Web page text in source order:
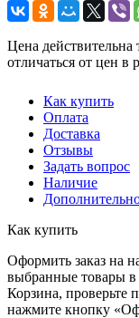
Цена действительна
отличаться от цен в
Как купить
Оплата
Доставка
Отзывы
Задать вопрос
Наличие
Как купить
Оформить заказ на
выбранные товары в
Корзина, проверьте
нажмите кнопку